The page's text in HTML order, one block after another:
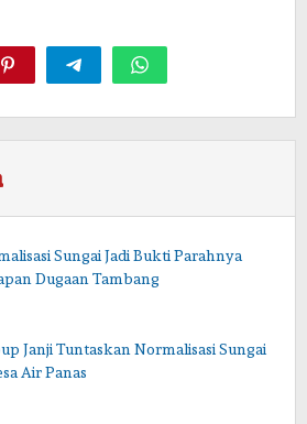
Sungai Jadi Bukti Parahnya
Dugaan Tambang
Janji Tuntaskan Normalisasi Sungai
Air Panas